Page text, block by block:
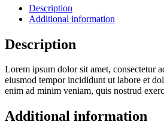
quantity
Description
Additional information
Description
Lorem ipsum dolor sit amet, consectetur
eiusmod tempor incididunt ut labore et
enim ad minim veniam, quis nostrud
Additional information